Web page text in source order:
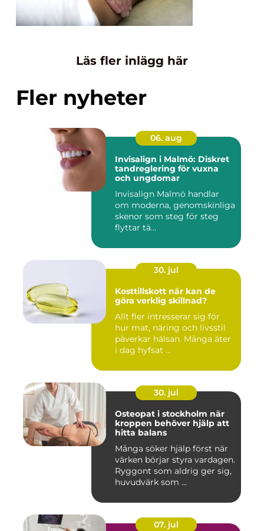
Läs fler inlägg här
Fler nyheter
06. aug
Invisalign i Malmö: Diskret
tandreglering för vuxna
och ungdomar
Invisalign Malmö handlar
om moderna, genomskinliga
skenor som steg för steg
flyttar tä...
30. jul
Kosttillskott när kan de
göra verklig skillnad?
Allt fler intresserar sig för
hur mat, näring och livsstil
påverkar hälsan. Många äter
i dag hyfsat ...
30. jul
Osteopat i stockholm när
kroppen behöver hjälp att
hitta balans
Många söker hjälp först när
värken börjar styra vardagen.
Ryggont som aldrig ger sig,
huvudvärk som ...
07. jul